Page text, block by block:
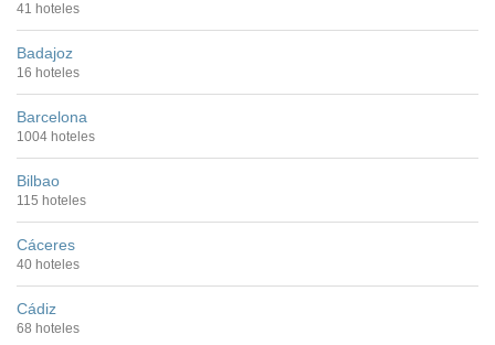
41 hoteles
Badajoz
16 hoteles
Barcelona
1004 hoteles
Bilbao
115 hoteles
Cáceres
40 hoteles
Cádiz
68 hoteles